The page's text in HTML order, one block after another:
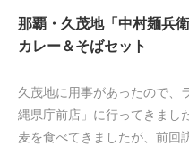
那覇・久茂地「中村麺兵
カレー＆そばセット
久茂地に用事があったので、
縄県庁前店」に行ってきまし
麦を食べてきましたが、前回